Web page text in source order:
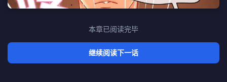
本章已阅读完毕
继续阅读下一话